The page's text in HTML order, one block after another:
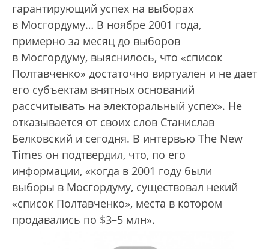
гарантирующий успех на выборах
в Мосгордуму… В ноябре 2001 года,
примерно за месяц до выборов
в Мосгордуму, выяснилось, что «список
Полтавченко» достаточно виртуален и не дает
его субъектам внятных оснований
рассчитывать на электоральный успех». Не
отказывается от своих слов Станислав
Белковский и сегодня. В интервью The New
Times он подтвердил, что, по его
информации, «когда в 2001 году были
выборы в Мосгордуму, существовал некий
«список Полтавченко», места в котором
продавались по $3–5 млн».